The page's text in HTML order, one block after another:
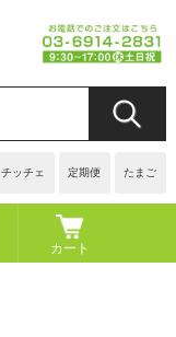
チッチェ 定期便 たまご
カート